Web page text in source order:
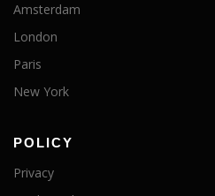
Amsterdam
London
Paris
New York
POLICY
Privacy